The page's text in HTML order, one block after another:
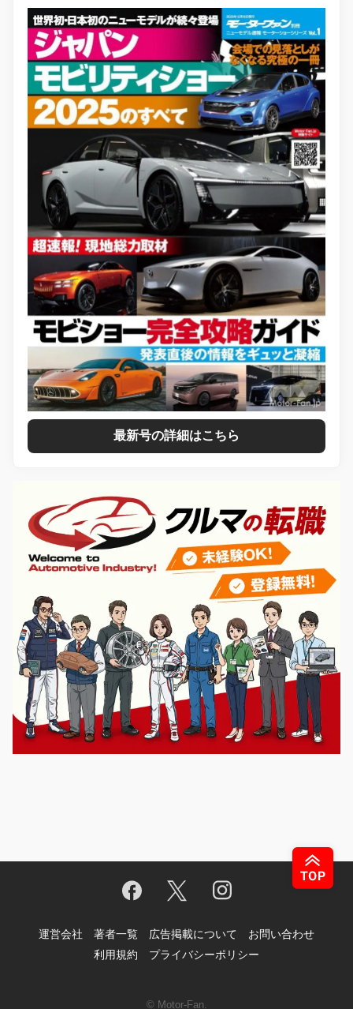
最新号の詳細はこちら
運営会社 著者一覧 広告掲載について
お問い合わせ
利用規約
プライバシーポリシー
© Motor-Fan.